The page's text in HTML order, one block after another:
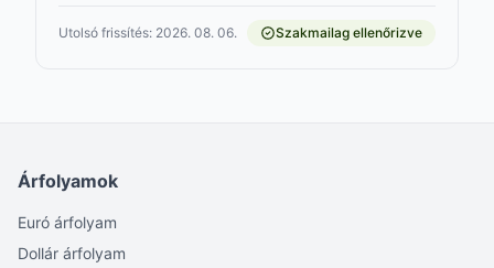
Utolsó frissítés: 2026. 08. 06. Szakmailag ellenőrizve
Árfolyamok
Euró árfolyam
Dollár árfolyam